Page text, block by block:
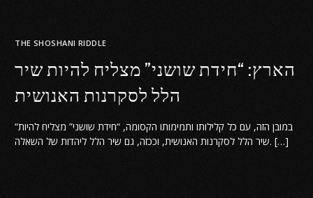
THE SHOSHANI RIDDLE
הארץ: “חידת שושני” מצליח להיות שיר
הלל לסקרנות האנושית
“במובן הזה, עם כל קלילותו ותמימותו הקסומה, “חידת שושני” מצליח להיות
שיר הלל לסקרנות האנושית, וככזה, גם שיר הלל ליהדות של השאלה. […]